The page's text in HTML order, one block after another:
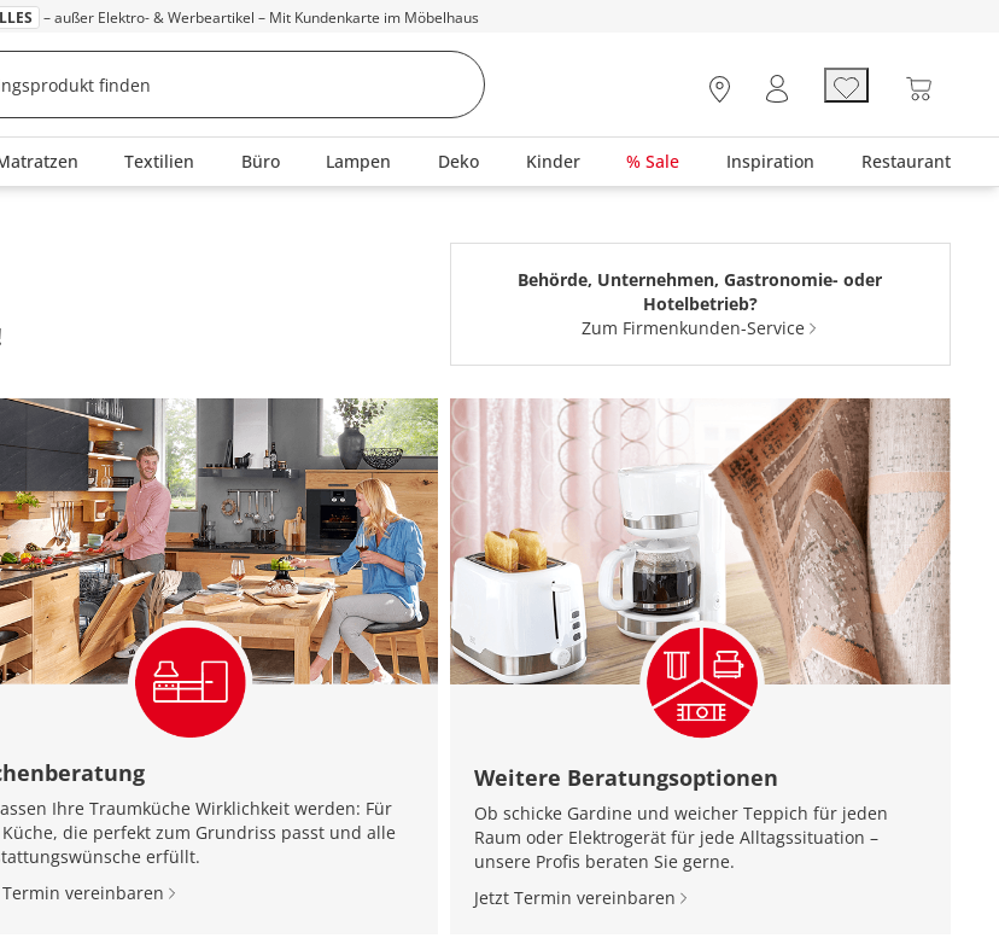
– außer Elektro- & Werbeartikel – Mit Kundenkarte im Möbelhaus
Textilien Büro Lampen Deko Kinder % Sale Inspiration Restaurant
Behörde, Unternehmen, Gastronomie- oder
Hotelbetrieb?
Zum Firmenkunden-Service
Ihre Traumküche Wirklichkeit werden: Für
die perfekt zum Grundriss passt und alle
erfüllt.
Termin vereinbaren
Weitere Beratungsoptionen
Ob schicke Gardine und weicher Teppich für jeden
Raum oder Elektrogerät für jede Alltagssituation –
unsere Profis beraten Sie gerne.
Jetzt Termin vereinbaren